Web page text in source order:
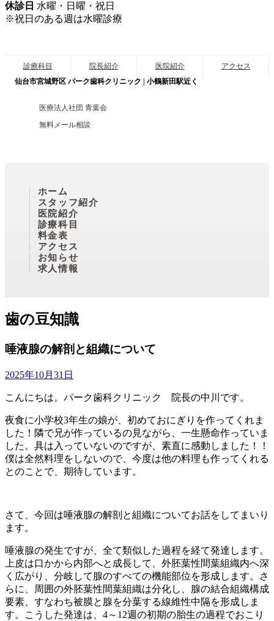
休診日 水曜・日曜・祝日
※祝日のある週は水曜診療
診療科目 院長紹介 医院紹介
アクセス
仙台市宮城野区 パーク歯科クリニック | 小鶴新田駅近く
医療法人社団 青葉会
無料メール相談
ホーム
スタッフ紹介
医院紹介
診療科目
料金表
アクセス
お知らせ
求人情報
歯の豆知識
唾液腺の解剖と組織について
2025年10月31日
こんにちは。パーク歯科クリニック 院長の中川です。
夜食に小学校3年生の娘が、初めておにぎりを作ってくれま
した！隣で兄が作っているの見ながら、一生懸命作っていま
した。具は入っていないのですが、素直に感動しました！！
僕は全然料理をしないので、今度は他の料理も作ってくれる
とのことで、期待しています。
さて、今回は唾液腺の解剖と組織についてお話をしてまいり
ます。
唾液腺の発生ですが、全て類似した過程を経て発達します。
上皮は口かから内部へと成長して、外胚葉性間葉組織内へ深
く広がり、分岐して腺のすべての機能部位を形成します。さ
らに、周囲の外胚葉性間葉組織は分化し、腺の結合組織構成
要素、すなわち被膜と腺を分葉する線維性中隔を形成しま
す。こうした発達は、4～12週の初期の胎生の過程でおこり